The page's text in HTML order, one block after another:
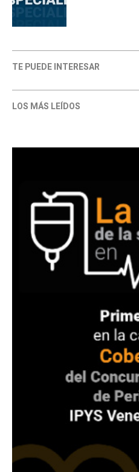
TE PUEDE INTERESAR
LOS MÁS LEÍDOS